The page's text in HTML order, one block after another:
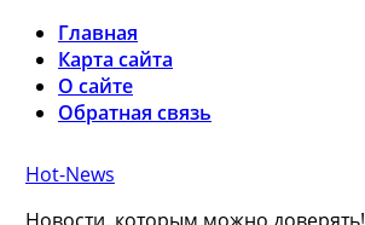
Главная
Карта сайта
О сайте
Обратная связь
Hot-News